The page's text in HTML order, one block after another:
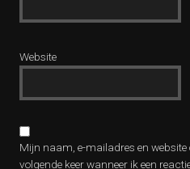
Website
Mijn naam, e-mailadres en
volgende keer wanneer ik een